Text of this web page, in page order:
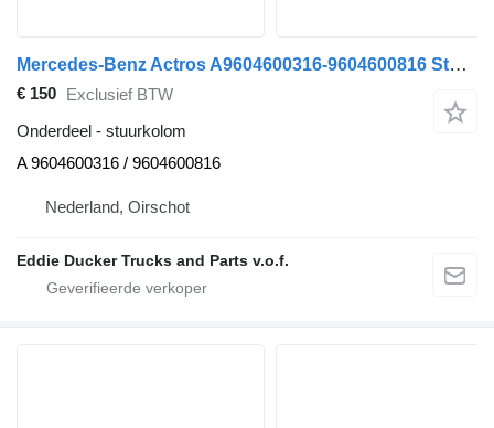
Mercedes-Benz Actros A9604600316-9604600816 Stuurkolom MP4 voor Mercedes-Benz A-klasse auto
€ 150 Exclusief BTW
Onderdeel - stuurkolom
A 9604600316 / 9604600816
Nederland, Oirschot
Eddie Ducker Trucks and Parts v.o.f.